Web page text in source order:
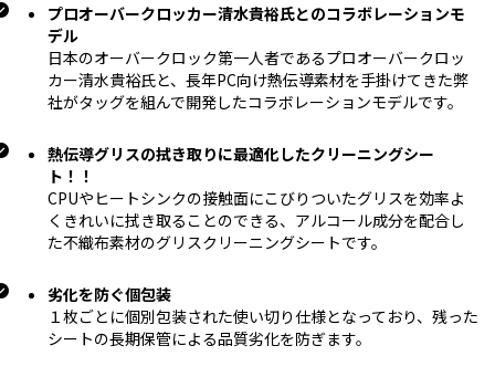
プロオーバークロッカー清水貴裕氏とのコラボレーションモ
デル
日本のオーバークロック第一人者であるプロオーバークロッ
カー清水貴裕氏と、長年PC向け熱伝導素材を手掛けてきた弊
社がタッグを組んで開発したコラボレーションモデルです。
熱伝導グリスの拭き取りに最適化したクリーニングシー
ト！！
CPUやヒートシンクの接触面にこびりついたグリスを効率よ
くきれいに拭き取ることのできる、アルコール成分を配合し
た不織布素材のグリスクリーニングシートです。
劣化を防ぐ個包装
１枚ごとに個別包装された使い切り仕様となっており、残った
シートの長期保管による品質劣化を防ぎます。